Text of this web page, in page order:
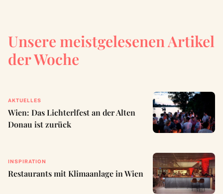
Unsere meistgelesenen Artikel
der Woche
AKTUELLES
Wien: Das Lichterlfest an der Alten
Donau ist zurück
INSPIRATION
Restaurants mit Klimaanlage in Wien